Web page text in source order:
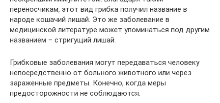
переносчикам, этот вид грибка получил название в
народе кошачий лишай. Это же заболевание в
медицинской литературе может упоминаться под другим
названием – стригущий лишай.
Грибковые заболевания могут передаваться человеку
непосредственно от больного животного или через
зараженные предметы. Конечно, когда меры
предосторожности не соблюдаются.